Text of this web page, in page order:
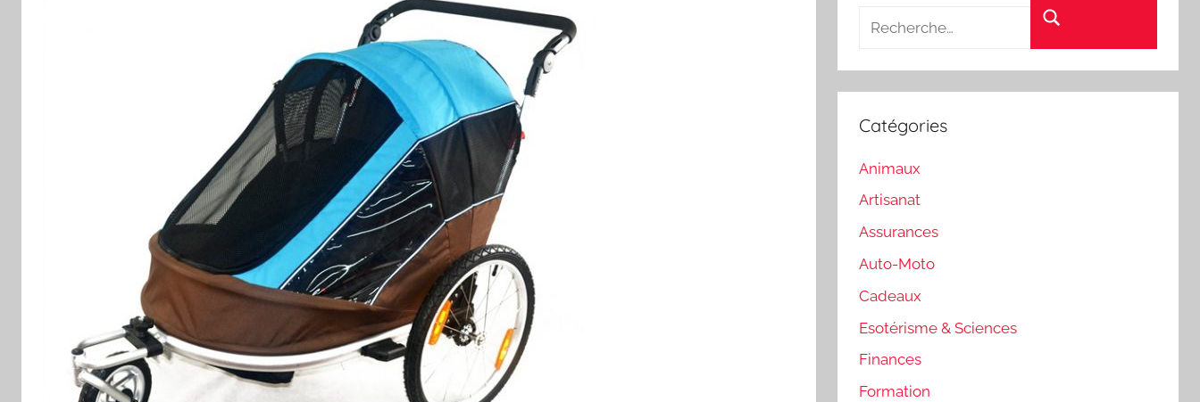
Catégories
Animaux
Artisanat
Assurances
Auto-Moto
Cadeaux
Esotérisme & Sciences
Finances
Formation